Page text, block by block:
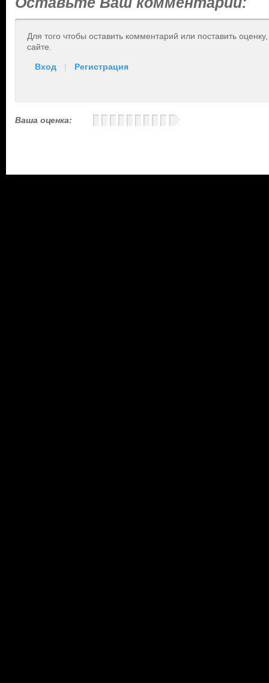
Для того чтобы оставить комментарий или поставить
сайте.
Вход | Регистрация
Ваша оценка: